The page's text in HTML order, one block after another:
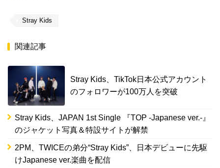
Stray Kids
関連記事
Stray Kids、TikTok日本公式アカウント
のフォロワーが100万人を突破
Stray Kids、JAPAN 1st Single 『TOP -Japanese ver.-』
のジャケット写真＆特設サイトが解禁
2PM、TWICEの弟分“Stray Kids”、日本デビューに先駆
けJapanese ver.楽曲を配信